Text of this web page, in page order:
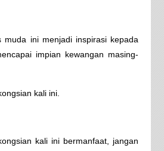
muda ini menjadi inspirasi kepada
impian kewangan masing-
kali ini.
kali ini bermanfaat, jangan